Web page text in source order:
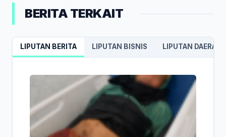
BERITA TERKAIT
LIPUTAN BERITA LIPUTAN BISNIS LIPUTAN DAERAH